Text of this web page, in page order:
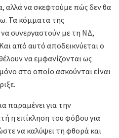
αλλά να σκεφτούμε πώς δεν θα
Τα κόμματα της
συνεργαστούν με τη ΝΔ,
από αυτό αποδεικνύεται ο
να εμφανίζονται ως
στο οποίο ασκούνται είναι
παραμένει για την
η επίκληση του φόβου για
να καλύψει τη φθορά και